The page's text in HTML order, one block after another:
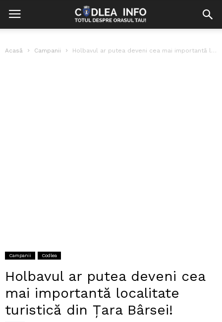
Acasă Campanii Holbavul ar putea deveni cea mai importantă localitate turistică din Țara Bârsei!
Campanii Codlea
Holbavul ar putea deveni cea
mai importantă localitate
turistică din Țara Bârsei!